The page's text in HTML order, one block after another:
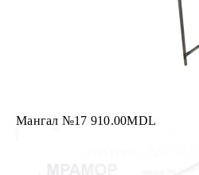
Мангал №17 910.00MDL